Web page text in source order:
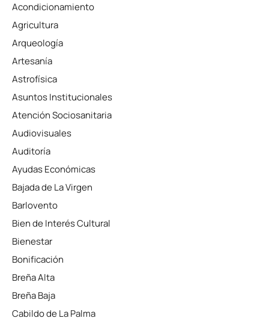
Acondicionamiento
Agricultura
Arqueología
Artesanía
Astrofísica
Asuntos Institucionales
Atención Sociosanitaria
Audiovisuales
Auditoría
Ayudas Económicas
Bajada de La Virgen
Barlovento
Bien de Interés Cultural
Bienestar
Bonificación
Breña Alta
Breña Baja
Cabildo de La Palma